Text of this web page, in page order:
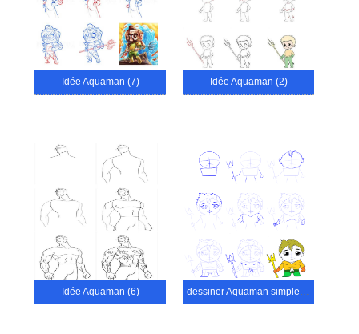
Idée Aquaman (7) Idée Aquaman (2)
Idée Aquaman (6) dessiner Aquaman simple (2)